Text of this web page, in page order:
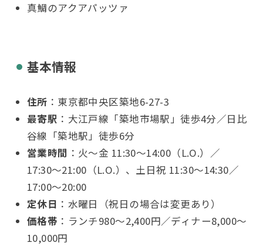
真鯛のアクアパッツァ
基本情報
住所 ：東京都中央区築地6-27-3
最寄駅 ：大江戸線「築地市場駅」徒歩4分／日比
谷線「築地駅」徒歩6分
営業時間 ：火〜金 11:30〜14:00（L.O.）／
17:30〜21:00（L.O.）、土日祝 11:30〜14:30／
17:00〜20:00
定休日 ：水曜日（祝日の場合は変更あり）
価格帯 ：ランチ980〜2,400円／ディナー8,000〜
10,000円